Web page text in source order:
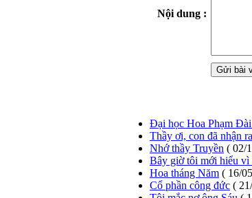
Nội dung :
Đại học Hoa Phạm
Thầy ơi, con đã nhận
Nhớ thầy Truyền ( 02/
Bây giờ tôi mới hiểu vì
Hoa tháng Năm ( 16/
Cổ phần công đức (